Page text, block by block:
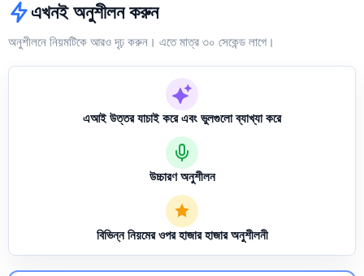
এখনই অনুশীলন করুন
অনুশীলনে নিয়মটিকে আরও দৃঢ় করুন। এতে মাত্র ৩০ সেকেন্ড লাগে।
এআই উত্তর যাচাই করে এবং ভুলগুলো ব্যাখ্যা করে
উচ্চারণ অনুশীলন
বিভিন্ন নিয়মের ওপর হাজার হাজার অনুশীলনী